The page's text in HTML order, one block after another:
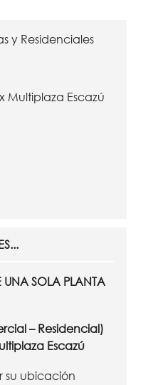
y Residenciales
Multiplaza Escazú
UNA SOLA PLANTA
– Residencial)
Escazú
su ubicación